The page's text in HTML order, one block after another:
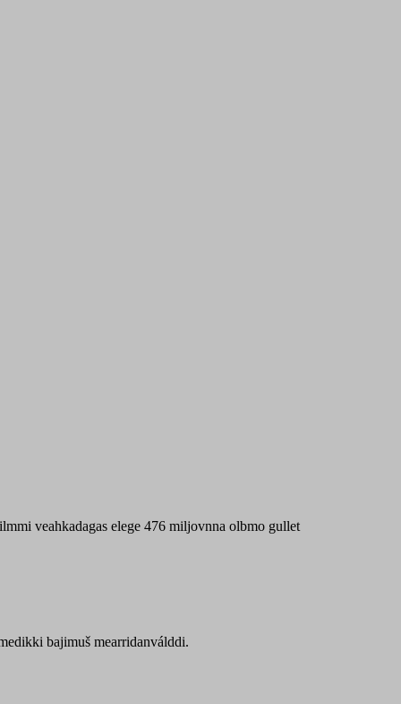
veahkadagas elege 476 miljovnna olbmo gullet
bajimuš mearridanválddi.